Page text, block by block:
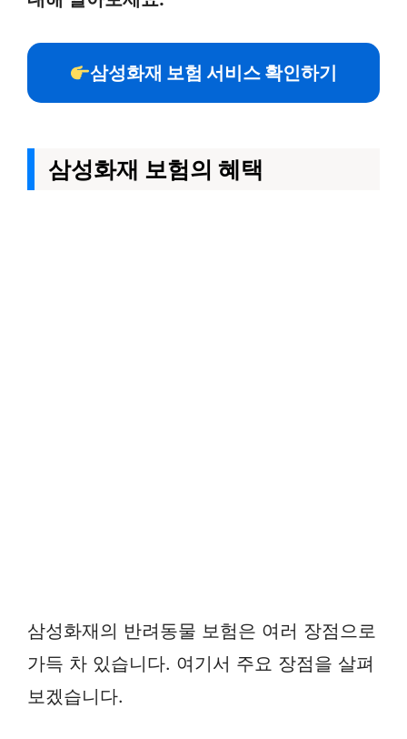
삼성화재 보험 서비스 확인하기
삼성화재 보험의 혜택
삼성화재의 반려동물 보험은 여러 장점으로
가득 차 있습니다. 여기서 주요 장점을 살펴
보겠습니다.